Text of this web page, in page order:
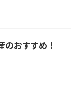
のおすすめ！